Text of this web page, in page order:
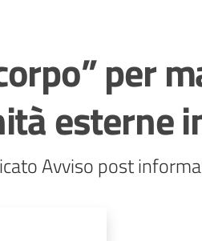
per
esterne
Avviso post